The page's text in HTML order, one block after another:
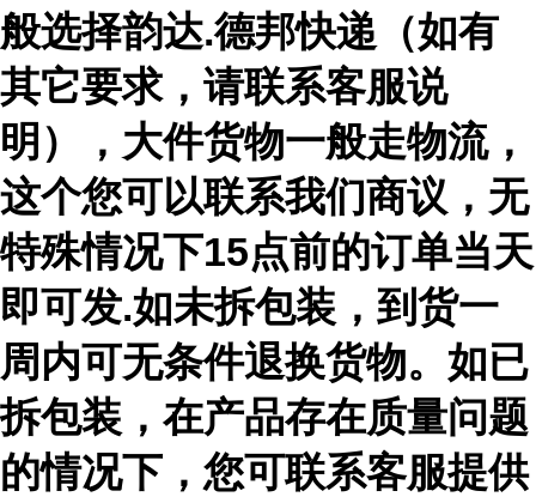
般选择韵达.德邦快递（如有
其它要求，请联系客服说
明），大件货物一般走物流，
这个您可以联系我们商议，无
特殊情况下15点前的订单当天
即可发.如未拆包装，到货一
周内可无条件退换货物。如已
拆包装，在产品存在质量问题
的情况下，您可联系客服提供